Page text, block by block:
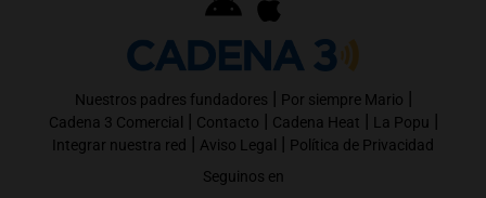
Nuestros padres fundadores | Por siempre Mario |
Cadena 3 Comercial | Contacto | Cadena Heat | La Popu |
Integrar nuestra red | Aviso Legal | Política de Privacidad
Seguinos en